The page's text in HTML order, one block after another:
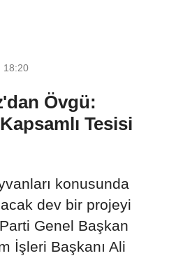
18:20
Övgü:
Tesisi
konusunda
dev bir projeyi
Genel Başkan
İşleri Başkanı Ali